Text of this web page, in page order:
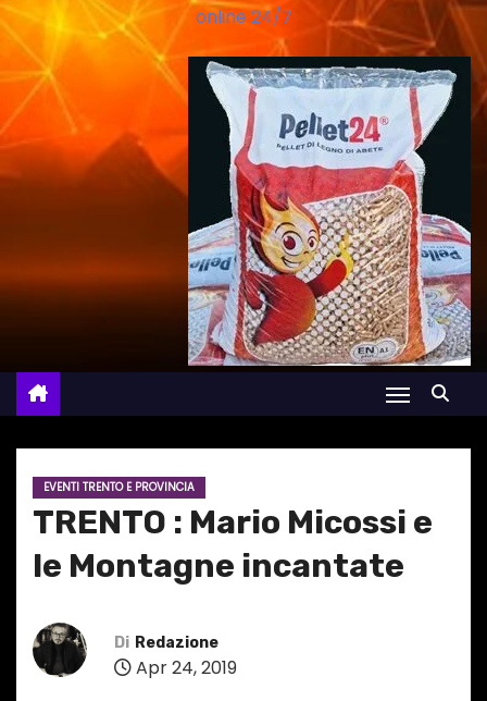
online 24/7
EVENTI TRENTO E PROVINCIA
TRENTO : Mario Micossi e
le Montagne incantate
Di Redazione
Apr 24, 2019